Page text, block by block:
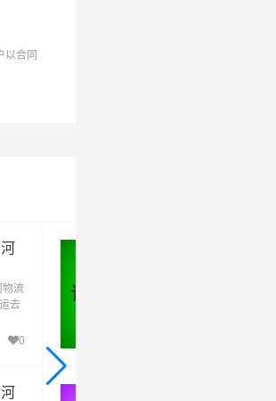
根据
以合同
物流
去
0
许昌 - 漯河